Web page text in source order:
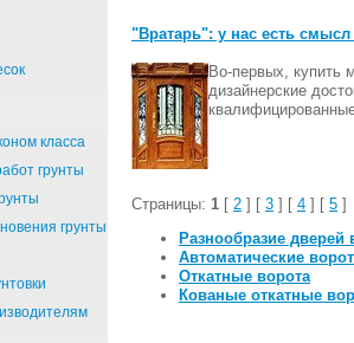
класса
грунты
грунты
"Вратарь": у нас есть
Во-первых, купить
дизайнерские
Страницы: 1 [ 2 ] [ 3 ] [ 4 ] [ 5 ]
Разнообразие дверей
Автоматические
Откатные ворота
Кованые откатные